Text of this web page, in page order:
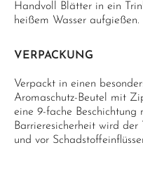
Handvoll Blätter in ein
heißem Wasser aufgießen.
VERPACKUNG
Verpackt in einen
Aromaschutz-Beutel mit
eine 9-fache Beschichtung
Barrieresicherheit wird
und vor